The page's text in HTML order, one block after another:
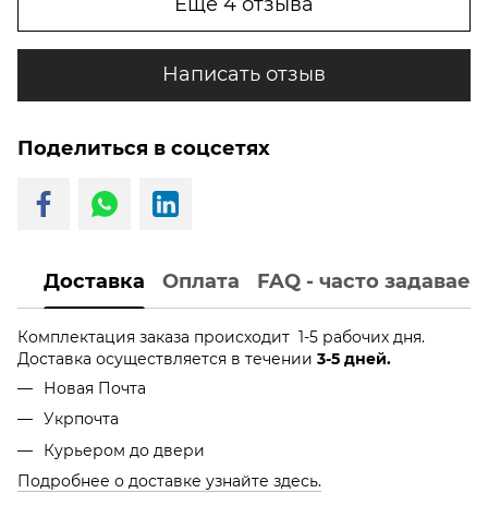
Еще 4 отзыва
Написать отзыв
Поделиться в соцсетях
Доставка Оплата FAQ - часто
Комплектация заказа происходит 1-5 рабочих дня.
Доставка осуществляется в течении 3-5 дней.
Новая Почта
Укрпочта
Курьером до двери
Подробнее о доставке узнайте здесь.